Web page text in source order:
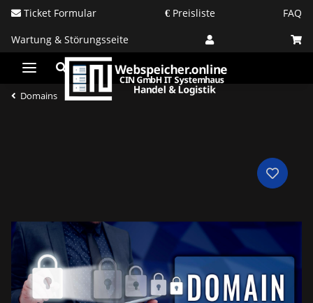
Ticket Formular Preisliste
FAQ
Wartung & Störungsseite
Domains